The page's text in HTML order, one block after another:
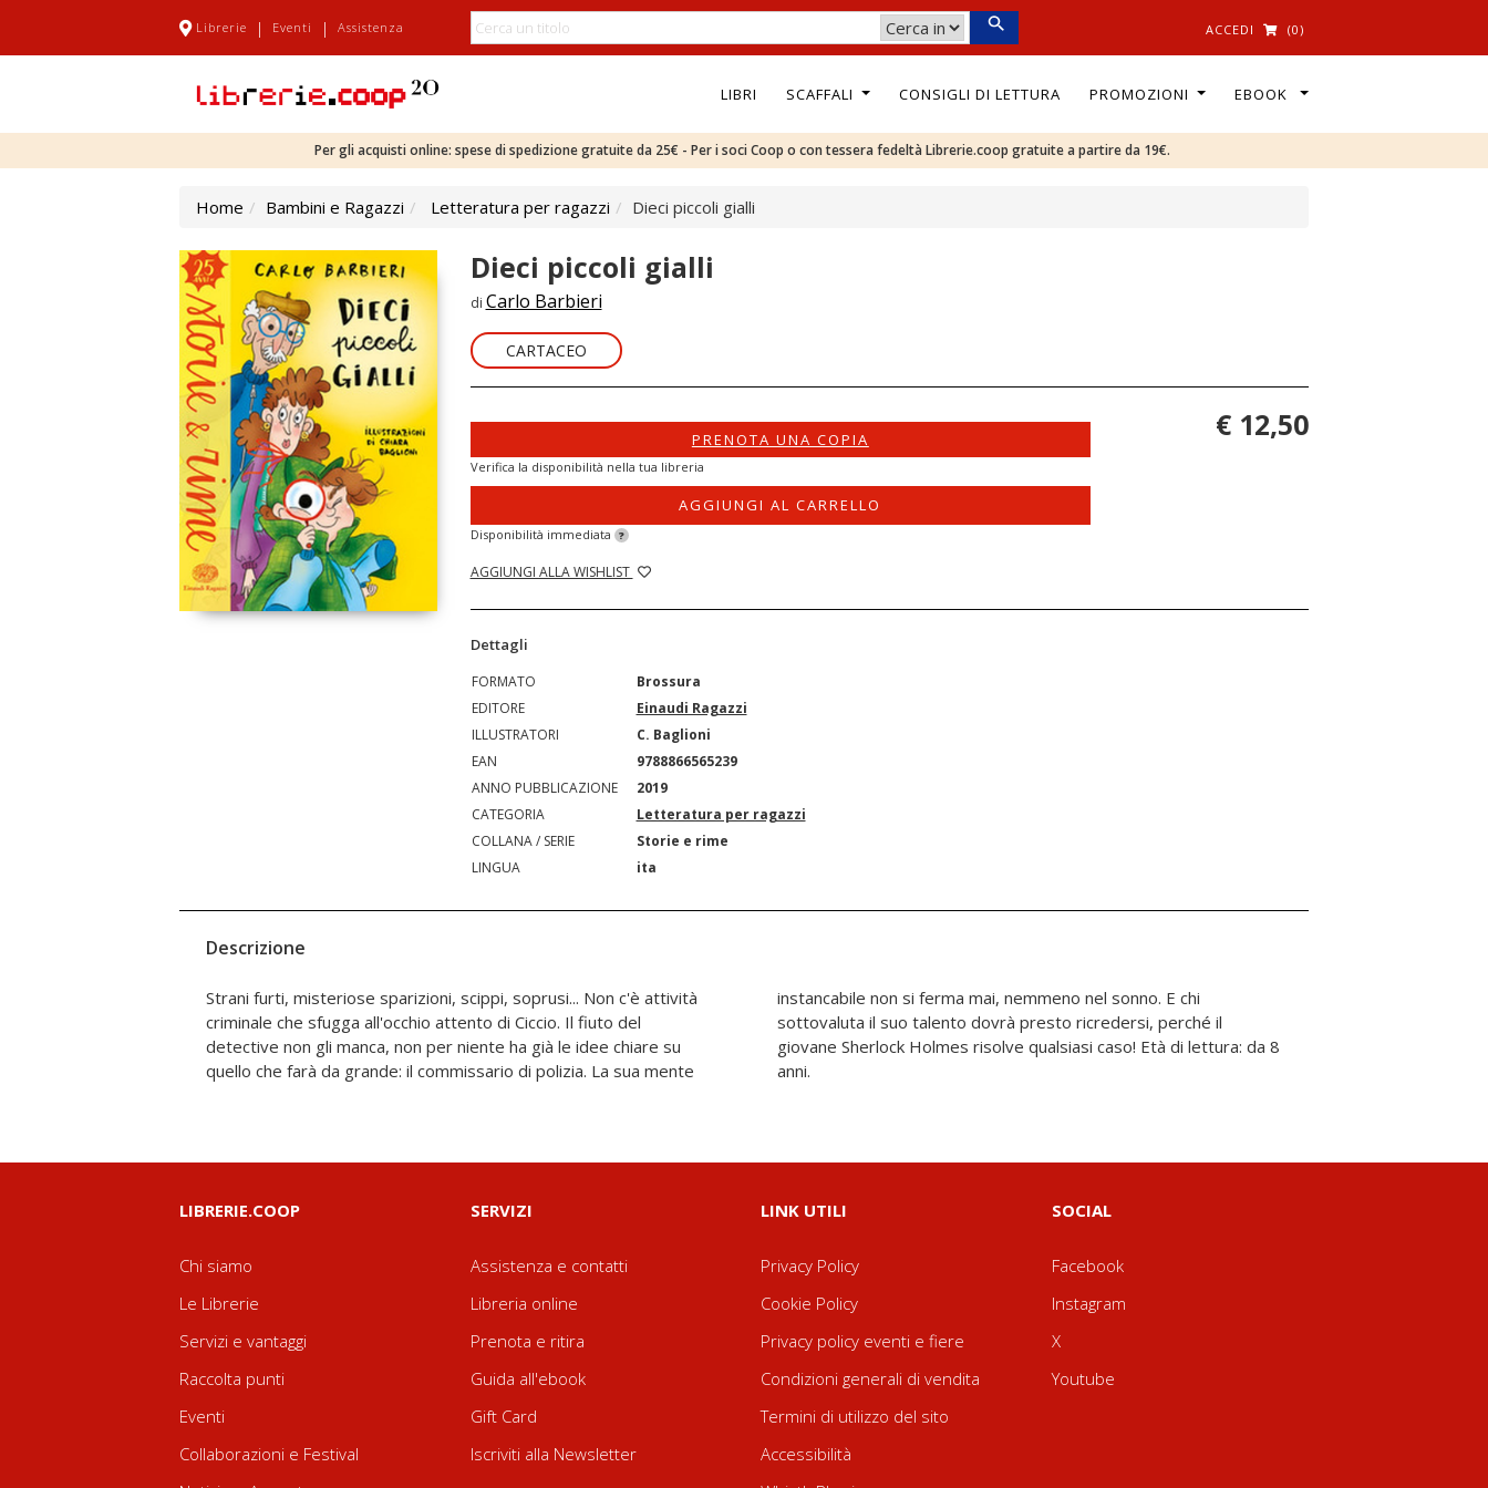
Librerie | Eventi | Assistenza ACCEDI (0)
LIBRI SCAFFALI CONSIGLI DI LETTURA PROMOZIONI EBOOK
Per gli acquisti online: spese di spedizione gratuite da 25€ - Per i soci Coop o con tessera fedeltà Librerie.coop gratuite a partire da 19€.
Home Bambini e Ragazzi Letteratura per ragazzi Dieci piccoli gialli
Dieci piccoli gialli
di Carlo Barbieri
CARTACEO
PRENOTA UNA COPIA
Verifica la disponibilità nella tua libreria
AGGIUNGI AL CARRELLO
Disponibilità immediata ?
AGGIUNGI ALLA WISHLIST
€ 12,50
Dettagli
FORMATO
Brossura
EDITORE
Einaudi Ragazzi
ILLUSTRATORI
C. Baglioni
EAN
9788866565239
ANNO PUBBLICAZIONE
2019
CATEGORIA
Letteratura per ragazzi
COLLANA / SERIE
Storie e rime
LINGUA
ita
Descrizione
Strani furti, misteriose sparizioni, scippi, soprusi... Non c'è attività
criminale che sfugga all'occhio attento di Ciccio. Il fiuto del
detective non gli manca, non per niente ha già le idee chiare su
quello che farà da grande: il commissario di polizia. La sua mente
instancabile non si ferma mai, nemmeno nel sonno. E chi
sottovaluta il suo talento dovrà presto ricredersi, perché il
giovane Sherlock Holmes risolve qualsiasi caso! Età di lettura: da 8
anni.
LIBRERIE.COOP
Chi siamo
Le Librerie
Servizi e vantaggi
Raccolta punti
Eventi
Collaborazioni e Festival
SERVIZI
Assistenza e contatti
Libreria online
Prenota e ritira
Guida all'ebook
Gift Card
Iscriviti alla Newsletter
LINK UTILI
Privacy Policy
Cookie Policy
Privacy policy eventi e fiere
Condizioni generali di vendita
Termini di utilizzo del sito
Accessibilità
SOCIAL
Facebook
Instagram
X
Youtube